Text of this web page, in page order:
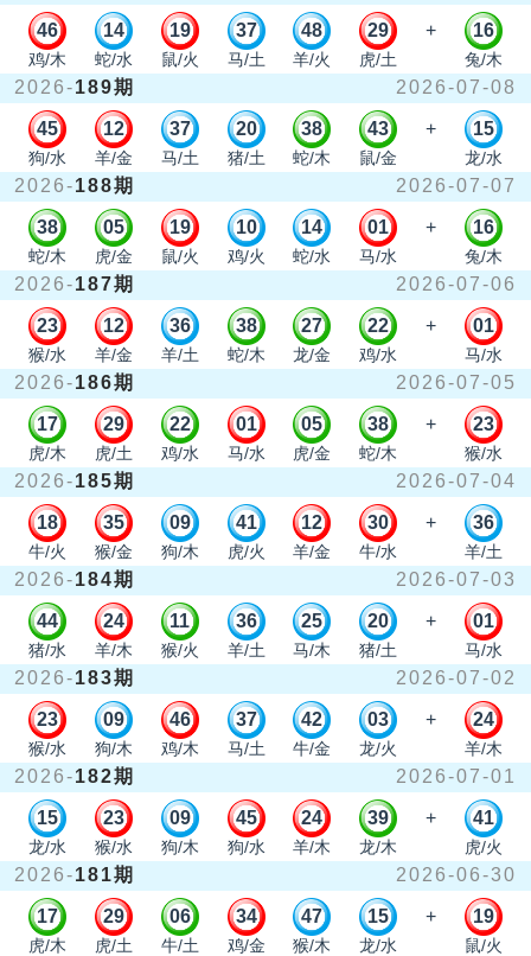
46
鸡/木
14
蛇/水
19
鼠/火
37
马/土
48
羊/火
29
虎/土
+ 16
兔/木
2026-189期 2026-07-08
45
狗/水
12
羊/金
37
马/土
20
猪/土
38
蛇/木
43
鼠/金
+ 15
龙/水
2026-188期 2026-07-07
38
蛇/木
05
虎/金
19
鼠/火
10
鸡/火
14
蛇/水
01
马/水
+ 16
兔/木
2026-187期 2026-07-06
23
猴/水
12
羊/金
36
羊/土
38
蛇/木
27
龙/金
22
鸡/水
+ 01
马/水
2026-186期 2026-07-05
17
虎/木
29
虎/土
22
鸡/水
01
马/水
05
虎/金
38
蛇/木
+ 23
猴/水
2026-185期 2026-07-04
18
牛/火
35
猴/金
09
狗/木
41
虎/火
12
羊/金
30
牛/水
+ 36
羊/土
2026-184期 2026-07-03
44
猪/水
24
羊/木
11
猴/火
36
羊/土
25
马/木
20
猪/土
+ 01
马/水
2026-183期 2026-07-02
23
猴/水
09
狗/木
46
鸡/木
37
马/土
42
牛/金
03
龙/火
+ 24
羊/木
2026-182期 2026-07-01
15
龙/水
23
猴/水
09
狗/木
45
狗/水
24
羊/木
39
龙/木
+ 41
虎/火
2026-181期 2026-06-30
17
虎/木
29
虎/土
06
牛/土
34
鸡/金
47
猴/木
15
龙/水
+ 19
鼠/火